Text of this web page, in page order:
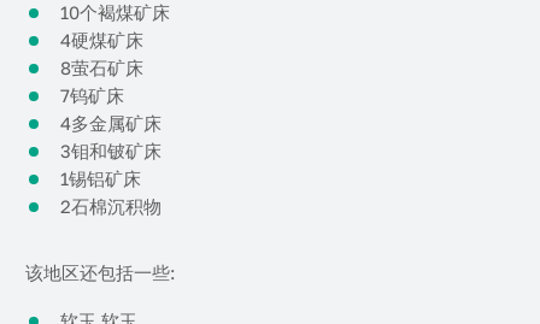
10个褐煤矿床
4硬煤矿床
8萤石矿床
7钨矿床
4多金属矿床
3钼和铍矿床
1锡铝矿床
2石棉沉积物
该地区还包括一些: